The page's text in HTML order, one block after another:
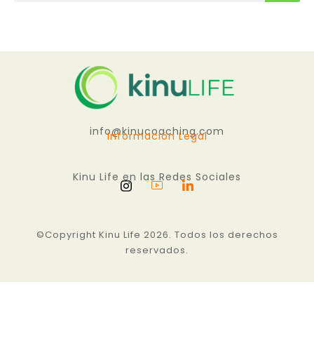
info@kinucoaching.com
Información Legal
Kinu Life en las Redes Sociales
©Copyright Kinu Life 2026. Todos los derechos
reservados.